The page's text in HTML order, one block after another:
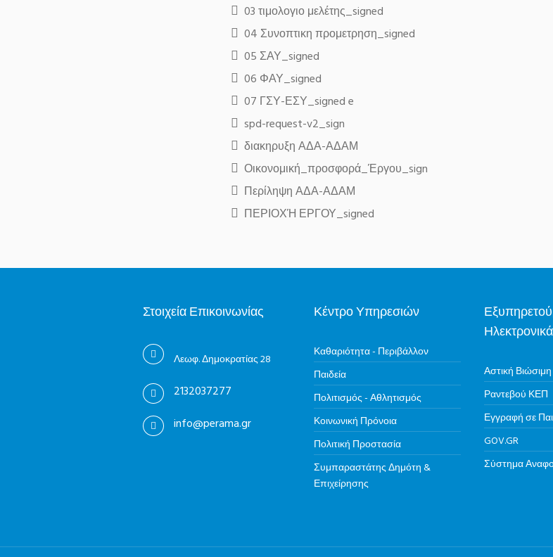
03 τιμολογιο μελέτης_signed
04 Συνοπτικη προμετρηση_signed
05 ΣΑΥ_signed
06 ΦΑΥ_signed
07 ΓΣΥ-ΕΣΥ_signed e
spd-request-v2_sign
διακηρυξη ΑΔΑ-ΑΔΑΜ
Οικονομική_προσφορά_Έργου_sign
Περίληψη ΑΔΑ-ΑΔΑΜ
ΠΕΡΙΟΧΉ ΕΡΓΟΥ_signed
Στοιχεία Επικοινωνίας
Λεωφ. Δημοκρατίας 28
2132037277
info@perama.gr
Κέντρο Υπηρεσιών
Καθαριότητα - Περιβάλλον
Παιδεία
Πολιτισμός - Αθλητισμός
Κοινωνική Πρόνοια
Πολιτική Προστασία
Συμπαραστάτης Δημότη &
Επιχείρησης
Ηλεκτρονικά
Αστική
Ραντεβού ΚΕΠ
Εγγραφή σε
GOV.GR
Σύστημα